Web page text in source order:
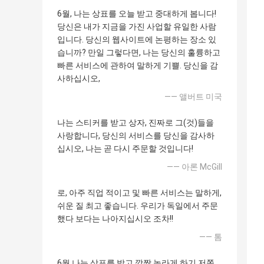
6월, 나는 상표를 오늘 받고 중대하게 봅니다!
당신은 내가 지금을 가진 사업할 유일한 사람
입니다. 당신의 웹사이트에 논평하는 장소 있
습니까? 만일 그렇다면, 나는 당신의 훌륭하고
빠른 서비스에 관하여 말하게 기쁠. 당신을 감
사하십시오,
—— 앨버트 미국
나는 스티커를 받고 상자, 진짜로 그(것)들을
사랑합니다, 당신의 서비스를 당신을 감사하
십시오, 나는 곧 다시 주문할 것입니다!
—— 아론 McGill
로, 아주 직업 적이고 및 빠른 서비스는 말하게,
쉬운 질 최고 좋습니다. 우리가 독일에서 주문
했다 보다는 나아지십시오 조차!!
—— 톰